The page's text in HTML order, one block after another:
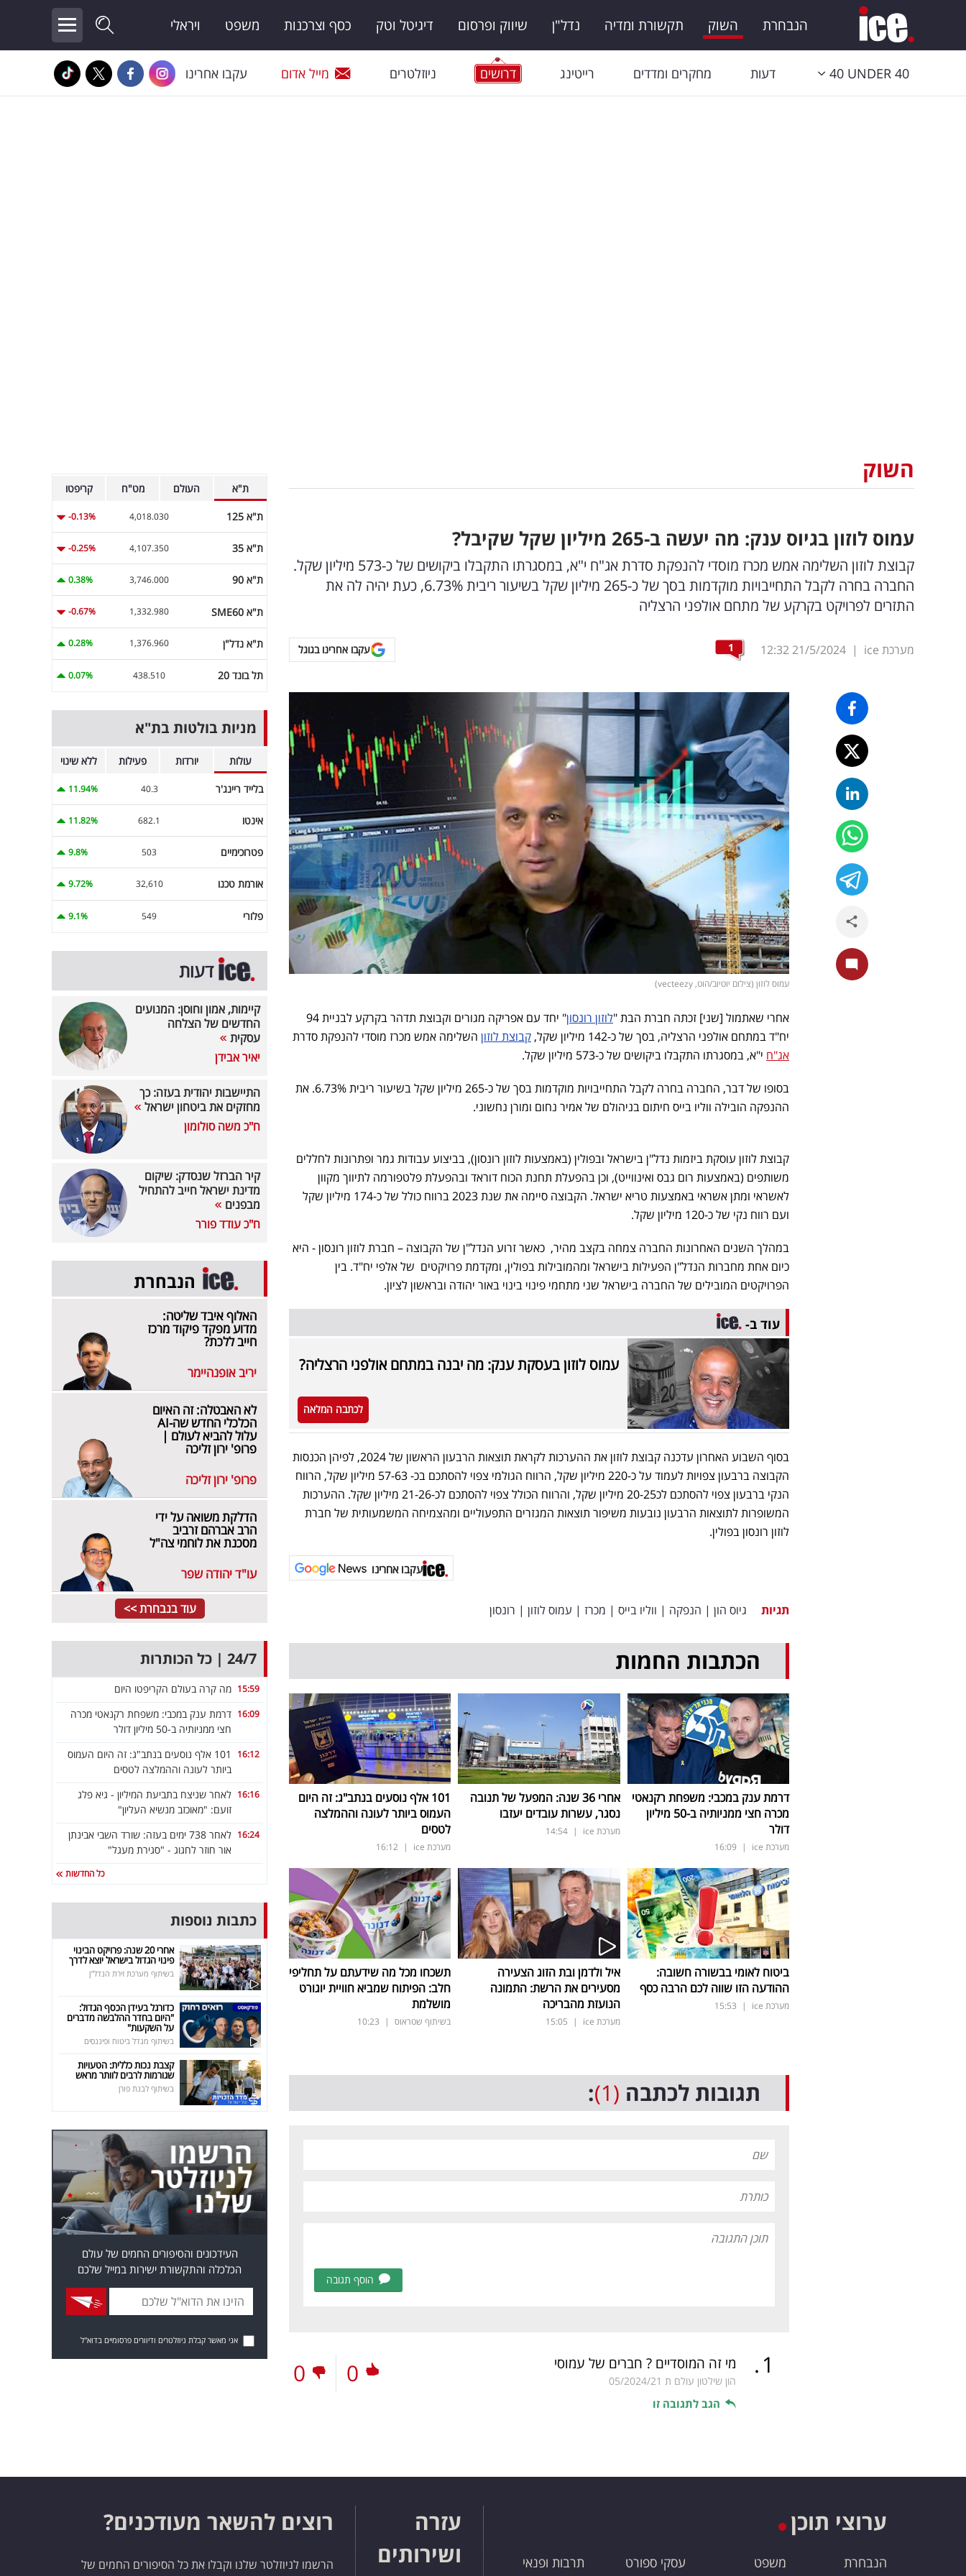
הנבחרת השוק תקשורת ומדיה נדל"ן שיווק ופרסום דיגיטל וטק כסף וצרכנות משפט ויראלי
40 UNDER 40 דעות מחקרים ומדדים רייטינג דרושים ניוזלטרים מייל אדום עקבו אחרינו
השוק
עמוס לוזון בגיוס ענק: מה יעשה ב-265 מיליון שקל שקיבל?
קבוצת לוזון השלימה אמש מכרז מוסדי להנפקת סדרת אג"ח י"א, במסגרתו התקבלו ביקושים של כ-573 מיליון שקל.
החברה בחרה לקבל התחייבויות מוקדמות בסך של כ-265 מיליון שקל בשיעור ריבית 6.73%, כעת יהיה לה את
התזרים לפרויקט בקרקע של מתחם אולפני הרצליה
מערכת ice |
21/5/2024
12:32
1 עקבו אחרינו בגוגל
עמוס לוזון (צילום יוטיוב/הוט, vecteezy)
אחרי שאתמול [שני] זכתה חברת הבת "לוזון רונסון
" יחד עם אפריקה מגורים וקבוצת תדהר בקרקע לבניית 94
יח"ד במתחם אולפני הרצליה, בסך של כ-142 מיליון שקל,
קבוצת לוזון השלימה אמש מכרז מוסדי להנפקת סדרת
אג"ח י"א, במסגרתו התקבלו ביקושים של כ-573 מיליון שקל.
בסופו של דבר, החברה בחרה לקבל התחייבויות מוקדמות בסך של כ-265 מיליון שקל בשיעור ריבית 6.73%. את
ההנפקה הובילה ווליו בייס חיתום בניהולם של אמיר נחום ומורן נחשוני.
קבוצת לוזון עוסקת ביזמות נדל"ן בישראל ובפולין (באמצעות לוזון רונסון), בביצוע עבודות גמר ופתרונות לחללים
משותפים (באמצעות רום גבס ואינווייט), וכן בהפעלת תחנת הכוח דוראד ובהפעלת פלטפורמה לתיווך מקוון
לאשראי ומתן אשראי באמצעות טריא ישראל. הקבוצה סיימה את שנת 2023 ברווח כולל של כ-174 מיליון שקל
ועם רווח נקי של כ-120 מיליון שקל.
במהלך השנים האחרונות החברה צמחה בקצב מהיר, כאשר זרוע הנדל"ן של הקבוצה – חברת לוזון רונסון - היא
כיום אחת מחברות הנדל"ן הפעילות בישראל ומהמובילות בפולין, ומקדמת פרויקטים של אלפי יח"ד. בין
הפרויקטים המובילים של החברה בישראל שני מתחמי פינוי בינוי באור יהודה ובראשון לציון.
עוד ב-
עמוס לוזון בעסקת ענק: מה יבנה במתחם אולפני הרצליה?
לכתבה המלאה
בסוף השבוע האחרון עדכנה קבוצת לוזון את ההערכות לקראת תוצאות הרבעון הראשון של 2024, לפיהן הכנסות
הקבוצה ברבעון צפויות לעמוד על כ-220 מיליון שקל, הרווח הגולמי צפוי להסתכם בכ- 57-63 מיליון שקל, הרווח
הנקי ברבעון צפוי להסתכם לכ20-25 מיליון שקל, והרווח הכולל צפוי להסתכם לכ-21-26 מיליון שקל. ההערכות
המשופרות לתוצאות הרבעון נובעות משיפור תוצאות המגזרים התפעוליים ומהצמיחה המשמעותית של חברת
לוזון רונסון בפולין.
עקבו אחרינו
תגיות גיוס הון | הנפקה | ווליו בייס | מכרז | עמוס לוזון | רונסון
הכתבות החמות
דרמת ענק במכבי: משפחת רקנאטי
מכרה חצי ממניותיה ב-50 מיליון
דולר
מערכת ice |
16:09
אחרי 36 שנה: המפעל של תנובה
נסגר, עשרות עובדים יעזבו
מערכת ice |
14:54
101 אלף נוסעים בנתב"ג: זה היום
העמוס ביותר לעונה וההמלצה
לטסים
מערכת ice |
16:12
ביטוח לאומי בבשורה חשובה:
ההודעה הזו שווה לכם הרבה כסף
מערכת ice |
15:53
איל ולדמן ובת הזוג הצעירה
מסעירים את הרשת: התמונה
הנועזת מהבריכה
מערכת ice |
15:05
תשכחו מכל מה שידעתם על תחליפי
חלב: הפיתוח שמביא חוויית יוגורט
מושלמת
בשיתוף שטראוס |
10:23
תגובות לכתבה (1)
:
הוסף תגובה
1
. מי זה המוסדיים ? חברים של עמוסי
הון שילטון עולם ת 05/2024/21
הגב לתגובה זו
0
0
ת"א העולם מט"ח קריפטו
ת"א 125 4,018.030
-0.13%
ת"א 35 4,107.350
-0.25%
ת"א 90 3,746.000
0.38%
ת"א SME60 1,332.980
-0.67%
ת"א נדל"ן 1,376.960
0.28%
תל בונד 20 438.510
0.07%
מניות בולטות בת"א
עולות יורדות פעילות ללא שינוי
בלייד ריינג'ר 40.3
11.94%
אינטו 682.1
11.82%
פטרוכימיים 503
9.8%
אורמת טכנו 32,610
9.72%
פלורי 549
9.1%
דעות
קיימות, אמון וחוסן: המנועים
החדשים של הצלחה
עסקית
יאיר אבידן
התיישבות יהודית בעזה: כך
מחזקים את ביטחון ישראל
ח"כ משה סולומון
קיר הברזל שנסדק: שיקום
מדינת ישראל חייב להתחיל
מבפנים
ח"כ עודד פורר
הנבחרת
האלוף איבד שליטה:
מדוע מפקד פיקוד מרכז
חייב ללכת?
יריב אופנהיימר
לא האבטלה: זה האיום
הכלכלי החדש שה-AI
עלול להביא לעולם |
פרופ' ירון זליכה
פרופ' ירון זליכה
הדלקת משואה על ידי
הרב אברהם זרביב
מסכנת את לוחמי צה"ל
עו"ד יהודה שפר
עוד בנבחרת >>
24/7 | כל הכותרות
15:59 מה קרה בעולם הקריפטו היום
16:09 דרמת ענק במכבי: משפחת רקנאטי מכרה
חצי ממניותיה ב-50 מיליון דולר
16:12
101 אלף נוסעים בנתב"ג: זה היום העמוס
ביותר לעונה וההמלצה לטסים
16:16 לאחר שניצח בתביעת המיליון - גיא פלג
זועם: "מאוכזב מנשיא העליון"
16:24
לאחר 738 ימים בעזה: שורד השבי אבינתן
אור חוזר לחגוג - "סגירת מעגל"
כל החדשות
כתבות נוספות
אחרי 20 שנה: פרויקט הבינוי
פינוי הגדול בישראל יוצא לדרך
בשיתוף מערכת זירת הנדל"ן
כדורגל בעידן הכסף הגדול:
"היום בחדר ההלבשה מדברים
על השקעות"
בשיתוף מגדל ביטוח ופיננסים
קצבת נכות כללית: הטעויות
שגורמות לרבים לוותר מראש
בשיתוף לבנת פורן
העידכונים והסיפורים החמים של עולם
הכלכלה והתקשורת ישירות במייל שלכם
אני מאשר קבלת ניוזלטרים ודיוורים פרסומיים בדוא"ל
ערוצי תוכן
הנבחרת משפט עסקי ספורט תרבות ופנאי
עזרה
ושירותים
רוצים להשאר מעודכנים?
הרשמו לניוזלטר שלנו וקבלו את כל הסיפורים החמים של